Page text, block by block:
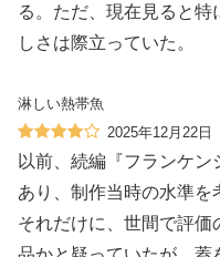
る。ただ、現在見ると
しさは際立っていた。
淋しい熱帯魚
2025年12月22日
以前、続編『フランケ
あり、制作当時の水準を
それだけに、世間で評